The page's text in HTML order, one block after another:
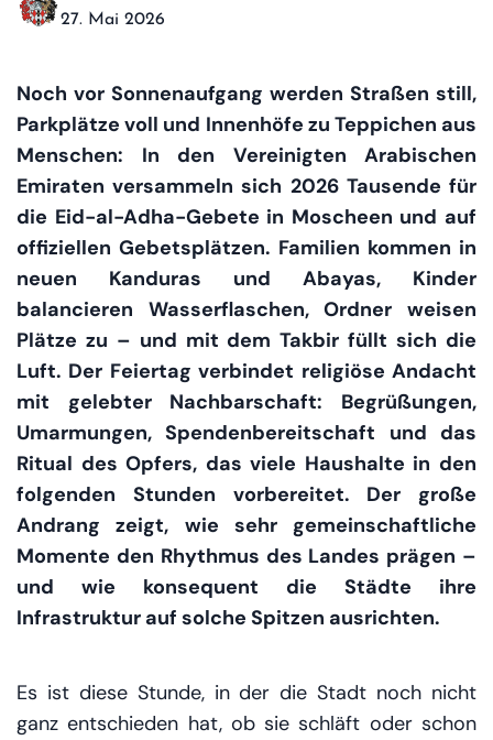
27. Mai 2026
Noch vor Sonnenaufgang werden Straßen still,
Parkplätze voll und Innenhöfe zu Teppichen aus
Menschen: In den Vereinigten Arabischen
Emiraten versammeln sich 2026 Tausende für
die Eid-al-Adha-Gebete in Moscheen und auf
offiziellen Gebetsplätzen. Familien kommen in
neuen Kanduras und Abayas, Kinder
balancieren Wasserflaschen, Ordner weisen
Plätze zu – und mit dem Takbir füllt sich die
Luft. Der Feiertag verbindet religiöse Andacht
mit gelebter Nachbarschaft: Begrüßungen,
Umarmungen, Spendenbereitschaft und das
Ritual des Opfers, das viele Haushalte in den
folgenden Stunden vorbereitet. Der große
Andrang zeigt, wie sehr gemeinschaftliche
Momente den Rhythmus des Landes prägen –
und wie konsequent die Städte ihre
Infrastruktur auf solche Spitzen ausrichten.
Es ist diese Stunde, in der die Stadt noch nicht
ganz entschieden hat, ob sie schläft oder schon